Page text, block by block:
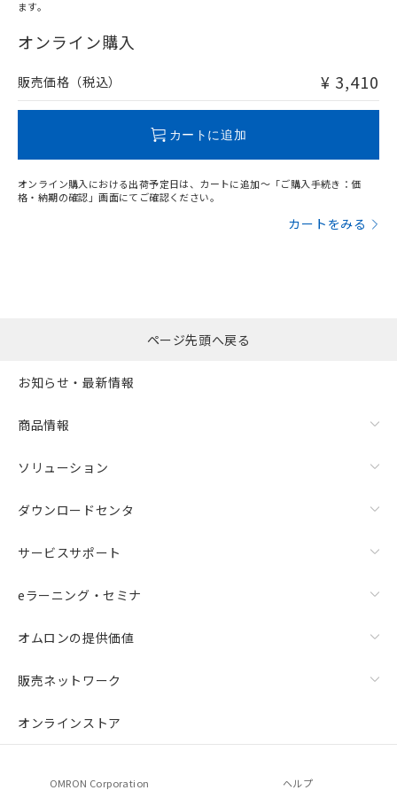
在庫等で未対応品が混在する可能性があります。
問い合わせください。
ます。
オンライン購入
販売価格（税込） ¥ 3,410
カートに追加
オンライン購入における出荷予定日は、カートに追加～「ご購入手続き：価
格・納期の確認」画面にてご確認ください。
カートをみる
ページ先頭へ戻る
お知らせ・最新情報
商品情報
ソリューション
ダウンロードセンタ
サービスサポート
eラーニング・セミナ
オムロンの提供価値
販売ネットワーク
オンラインストア
OMRON Corporation ヘルプ